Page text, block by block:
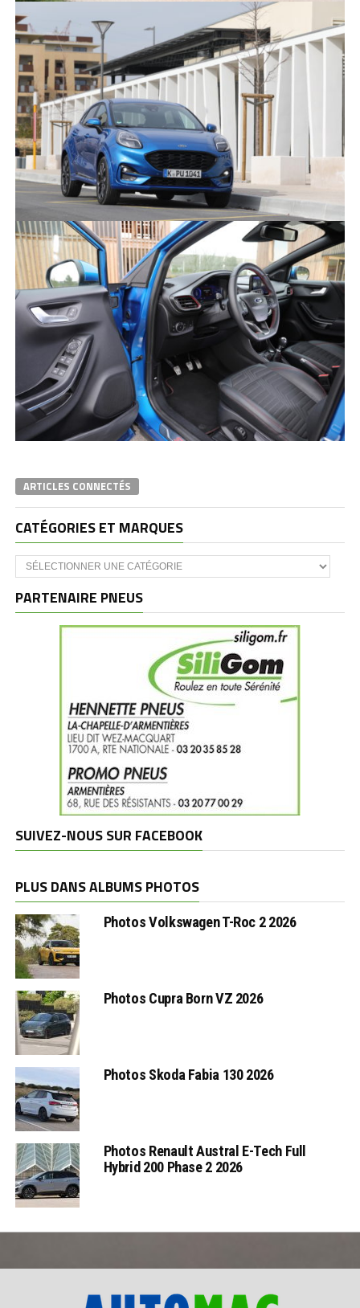
ARTICLES CONNECTÉS
CATÉGORIES ET MARQUES
Catégories
et
PARTENAIRE PNEUS
SUIVEZ-NOUS SUR FACEBOOK
PLUS DANS ALBUMS PHOTOS
Photos Volkswagen T-Roc 2 2026
Photos Cupra Born VZ 2026
Photos Skoda Fabia 130 2026
Photos Renault Austral E-Tech Full
Hybrid 200 Phase 2 2026